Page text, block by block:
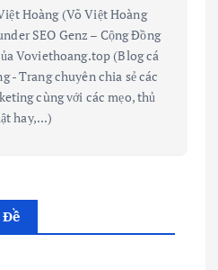
Hoàng (Võ Việt Hoàng
SEO Genz – Cộng Đồng
Voviethoang.top (Blog cá
- Trang chuyên chia sẻ các
cùng với các mẹo, thủ
hay,...)
Đề